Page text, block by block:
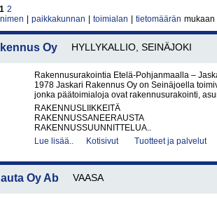
1 2
nimen paikkakunnan toimialan tietomäärän mukaan
Oy HYLLYKALLIO, SEINÄJOKI
Rakennusurakointia Etelä-Pohjanmaalla –
1978 Jaskari Rakennus Oy on Seinäjoella
jonka päätoimialoja ovat rakennusurakointi,
RAKENNUSLIIKKEITÄ
RAKENNUSSANEERAUSTA
RAKENNUSSUUNNITTELUA..
Lue lisää..
Kotisivut Tuotteet ja palvelut
Oy Ab VAASA